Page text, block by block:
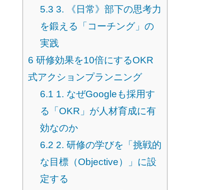
5.3 3. 《日常》部下の思考力
を鍛える「コーチング」の
実践
6 研修効果を10倍にするOKR
式アクションプランニング
6.1 1. なぜGoogleも採用す
る「OKR」が人材育成に有
効なのか
6.2 2. 研修の学びを「挑戦的
な目標（Objective）」に設
定する